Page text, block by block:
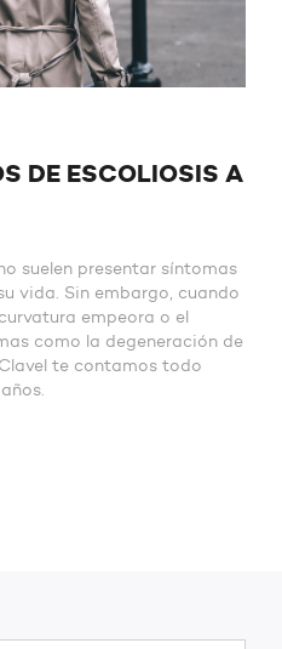
DE ESCOLIOSIS A
suelen presentar síntomas
vida. Sin embargo, cuando
empeora o el
como la degeneración de
te contamos todo